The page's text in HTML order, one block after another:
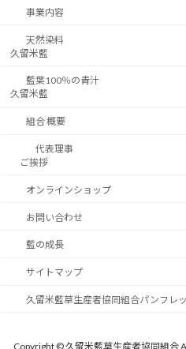
事業内容
天然染料
久留米藍
藍葉100％の青汁
久留米藍
組合 概要
代表理事
ご挨拶
オンラインショップ
お問い合わせ
藍の成長
サイトマップ
久留米藍草生産者協同組合パンフレ
Copyright © 久留米藍草生産者協同組合